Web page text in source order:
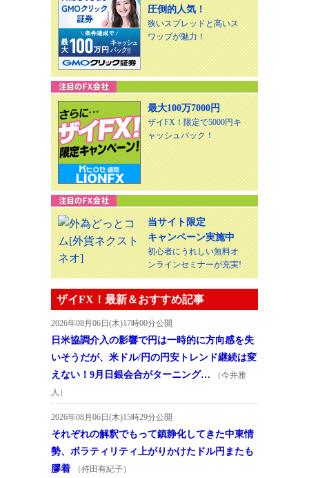
圧倒的人気！
狭いスプレッドと高いス
ワップが魅力！
最大100万7000円
ザイFX！限定で5000円キ
ャッシュバック！
当サイト限定
キャンペーン実施中
初心者にうれしい無料オ
ンラインセミナーが充実!
ザイFX！最新＆おすすめ記事
2026年08月06日(木)17時00分公開
日米協調介入の影響で円は一時的に方向感を失
いそうだが、米ドル/円の円安トレンド継続は変
えない！9月日銀会合がターニング…
（今井雅
人）
2026年08月06日(木)15時29分公開
それぞれの解釈でもって鎮静化してきた中東情
勢、ボラティリティ上がりかけたドル円またも
膠着
（持田有紀子）